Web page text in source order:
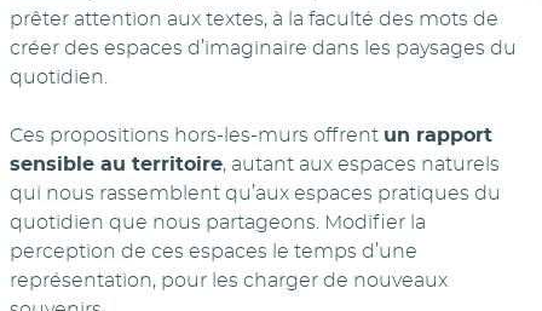
prêter attention aux textes, à la faculté des mots de
créer des espaces d’imaginaire dans les paysages du
quotidien.
Ces propositions hors-les-murs offrent un rapport
sensible au territoire, autant aux espaces naturels
qui nous rassemblent qu’aux espaces pratiques du
quotidien que nous partageons. Modifier la
perception de ces espaces le temps d’une
représentation, pour les charger de nouveaux